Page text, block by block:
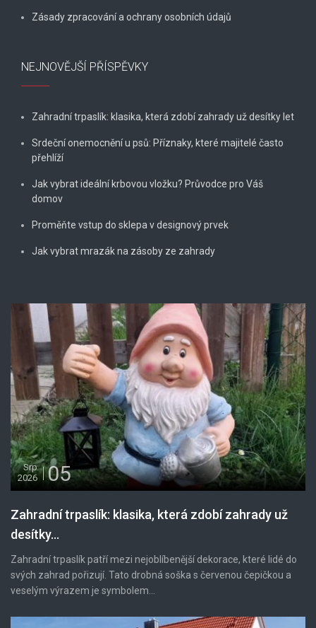
Zásady zpracování a ochrany osobních údajů
NEJNOVĚJŠÍ PŘÍSPĚVKY
Zahradní trpaslík: klasika, která zdobí zahrady už desítky let
Srdeční onemocnění u psů: Příznaky, které majitelé často
přehlíží
Jak vybrat ideální krbovou vložku? Průvodce pro Váš
domov
Proměňte vstup do sklepa v designový prvek
Jak vybrat mrazák na zásoby ze zahrady
Srp
2026
05
Zahradní trpaslík: klasika, která zdobí zahrady už
desítky...
Zahradní trpaslík patří mezi nejoblíbenější dekorace, které lidé do
svých zahrad pořizují. Tato drobná soška s červenou čepičkou a
veselým výrazem je symbolem...